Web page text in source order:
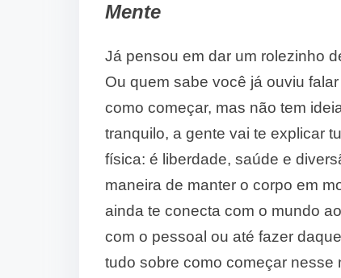
Mente
Já pensou em dar um rolezinho
Ou quem sabe você já ouviu
como começar, mas não tem
tranquilo, a gente vai te explicar
física: é liberdade, saúde e
maneira de manter o corpo em
ainda te conecta com o mundo
com o pessoal ou até fazer
tudo sobre como começar